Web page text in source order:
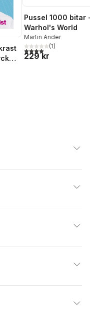
Totalt antal röster:
Pussel 1000 bitar
Warhol's World
Martin Ander
4,0utav 5 stjärnor.
(1)
229 kr